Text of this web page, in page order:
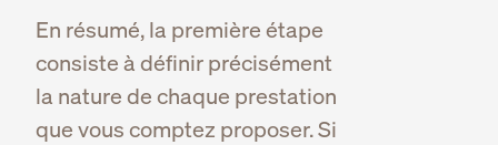
En résumé, la première étape
consiste à définir précisément
la nature de chaque prestation
que vous comptez proposer. Si